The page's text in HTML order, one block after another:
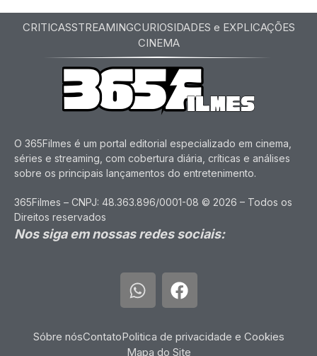
CRITICASSTREAMINGCURIOSIDADES e EXPLICAÇÕES
CINEMA
O 365Filmes é um portal editorial especializado em cinema,
séries e streaming, com cobertura diária, críticas e análises
sobre os principais lançamentos do entretenimento.
365Filmes – CNPJ: 48.363.896/0001-08 © 2026 – Todos os
Direitos reservados
Nos siga em nossas redes sociais:
Sóbre nósContatoPolitica de privacidade e Cookies
Mapa do Site